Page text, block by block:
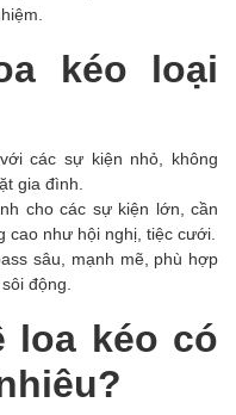
kéo loại
các sự kiện nhỏ, không
gia đình.
cho các sự kiện lớn, cần
cao như hội nghị, tiệc cưới.
sâu, mạnh mẽ, phù hợp
động.
loa kéo có